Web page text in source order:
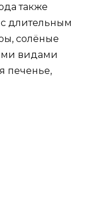
также
длительным
солёные
видами
печенье,